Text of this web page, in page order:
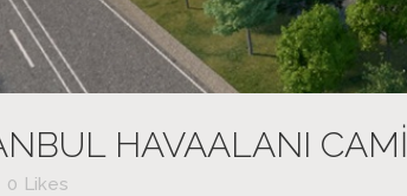
HAVAALANI CAMİ
0 Likes